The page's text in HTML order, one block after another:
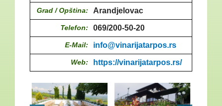
Grad / Opština: Arandjelovac
Telefon: 069/200-50-20
E-Mail: info@vinarijatarpos.rs
Web: https://vinarijatarpos.rs/